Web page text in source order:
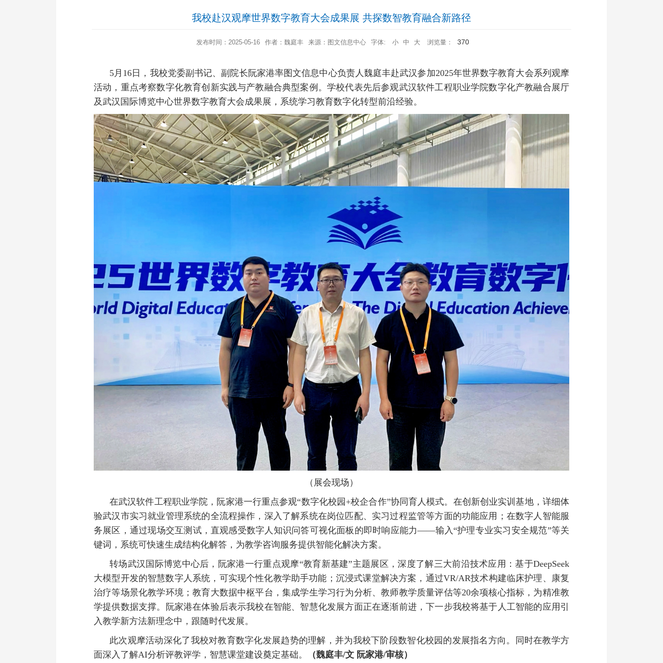
我校赴汉观摩世界数字教育大会成果展 共探数智教育融合新路径
发布时间：2025-05-16 作者：魏庭丰 来源：图文信息中心 字体: 小 中 大 浏览量： 370
5月16日，我校党委副书记、副院长阮家港率图文信息中心负责人魏庭丰赴武汉参加2025年世界数字教育大会系列观摩
活动，重点考察数字化教育创新实践与产教融合典型案例。学校代表先后参观武汉软件工程职业学院数字化产教融合展厅
及武汉国际博览中心世界数字教育大会成果展，系统学习教育数字化转型前沿经验。
（展会现场）
在武汉软件工程职业学院，阮家港一行重点参观“数字化校园+校企合作”协同育人模式。在创新创业实训基地，详细体
验武汉市实习就业管理系统的全流程操作，深入了解系统在岗位匹配、实习过程监管等方面的功能应用；在数字人智能服
务展区，通过现场交互测试，直观感受数字人知识问答可视化面板的即时响应能力——输入“护理专业实习安全规范”等关
键词，系统可快速生成结构化解答，为教学咨询服务提供智能化解决方案。
转场武汉国际博览中心后，阮家港一行重点观摩“教育新基建”主题展区，深度了解三大前沿技术应用：基于DeepSeek
大模型开发的智慧数字人系统，可实现个性化教学助手功能；沉浸式课堂解决方案，通过VR/AR技术构建临床护理、康复
治疗等场景化教学环境；教育大数据中枢平台，集成学生学习行为分析、教师教学质量评估等20余项核心指标，为精准教
学提供数据支撑。阮家港在体验后表示我校在智能、智慧化发展方面正在逐渐前进，下一步我校将基于人工智能的应用引
入教学新方法新理念中，跟随时代发展。
此次观摩活动深化了我校对教育数字化发展趋势的理解，并为我校下阶段数智化校园的发展指名方向。同 时在教学方
面深入了解AI分析评教评学，智慧课堂建设奠定基础。
（魏庭丰/文 阮家港/审核）